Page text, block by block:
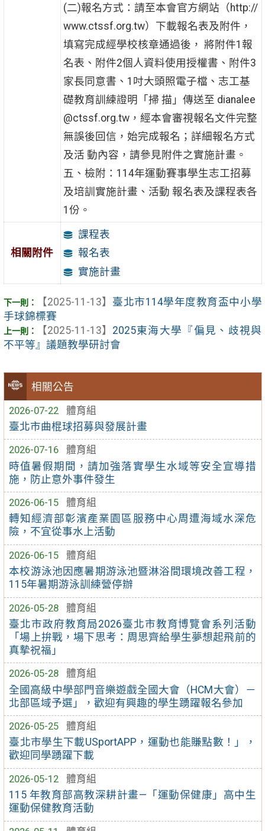
相關公告
2026-07-22
體育組
臺北市曲棍球招募與發展計畫
2026-07-16
體育組
時值暑假期間，請加強落實學生水域等安全宣導措
施，防止意外事件發生
2026-06-15
體育組
轉知經濟部彰濱產業園區服務中心周遭海域水深危
險，不宜從事水上活動
2026-06-15
體育組
本校游泳池因應暑期游泳池暨淋浴間環境改善工程，
115年暑期游泳訓練營停辦
2026-05-28
體育組
臺北市政府教育局2026臺北市教育博覽會系列活動
「場上拚戰，場下思考：周思齊給學生夢想起飛前的
真摯祝福」
2026-05-28
體育組
全國高級中學部門音樂遊戲全國大會（HCM大會）－
北部區域予選」，歡迎有興趣的學生踴躍報名參加
2026-05-25
體育組
臺北市學生下載USportAPP，運動也能賺點數！」，
歡迎同學踴躍下載
2026-05-12
體育組
115 年教育部高教深耕計畫—「運動保健康」高中生
運動保健教育活動
(二)報名方式：請至本會官方網站（http://
www.ctssf.org.tw）下載報名表及附件，
填寫完成經學校核章通過後， 將附件1報
名表、附件2個人資料使用授權書、附件3
家長同意書、1吋大頭照電子檔、志工基
礎教育訓練證明「掃 描」傳送至 dianalee
@ctssf.org.tw，經本會審視報名文件完整
無誤後回信，始完成報名；詳細報名方式
及活 動內容，請參見附件之實施計畫。
五、檢附：114年運動賽事學生志工招募
及培訓實施計畫、活動 報名表及課程表各
1份。
相關附件
課程表
報名表
實施計畫
【2025-11-13】 臺北市114學年度教育盃中小學
手球錦標賽
【2025-11-13】 2025東海大學『偏見、歧視與
不平等』議題教學研討會